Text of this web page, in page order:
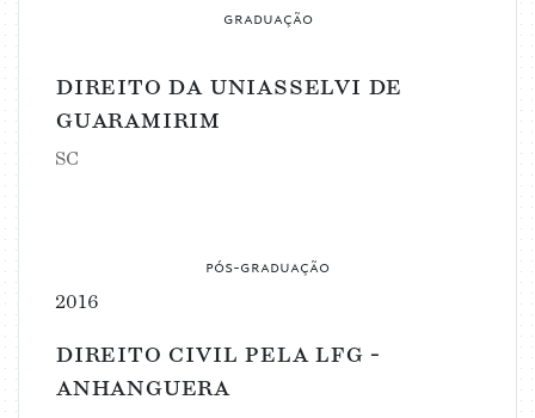
graduação
direito da uniasselvi de
guaramirim
SC
pós-graduação
2016
direito civil pela lfg -
anhanguera